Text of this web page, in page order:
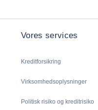
Vores services
Kreditforsikring
Virksomhedsoplysninger
Politisk risiko og kreditrisiko